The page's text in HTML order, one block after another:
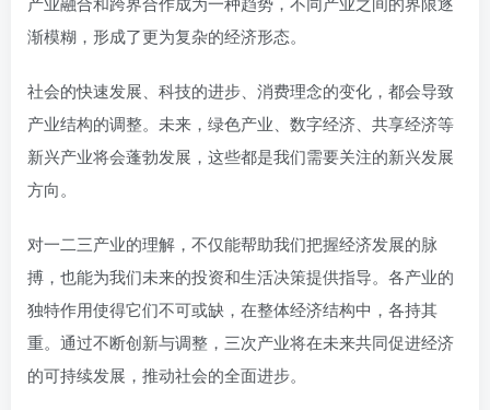
渐模糊，形成了更为复杂的经济形态。
社会的快速发展、科技的进步、消费理念的变化，都会导致
产业结构的调整。未来，绿色产业、数字经济、共享经济等
新兴产业将会蓬勃发展，这些都是我们需要关注的新兴发展
方向。
对一二三产业的理解，不仅能帮助我们把握经济发展的脉
搏，也能为我们未来的投资和生活决策提供指导。各产业的
独特作用使得它们不可或缺，在整体经济结构中，各持其
重。通过不断创新与调整，三次产业将在未来共同促进经济
的可持续发展，推动社会的全面进步。